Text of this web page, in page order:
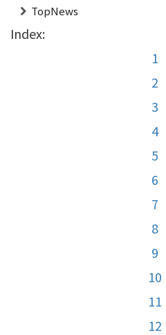
TopNews
Index:
1
2
3
4
5
6
7
8
9
10
11
12